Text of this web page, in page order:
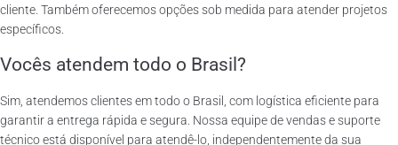
cliente. Também oferecemos opções sob medida para atender projetos
específicos.
Vocês atendem todo o Brasil?
Sim, atendemos clientes em todo o Brasil, com logística eficiente para
garantir a entrega rápida e segura. Nossa equipe de vendas e suporte
técnico está disponível para atendê-lo, independentemente da sua